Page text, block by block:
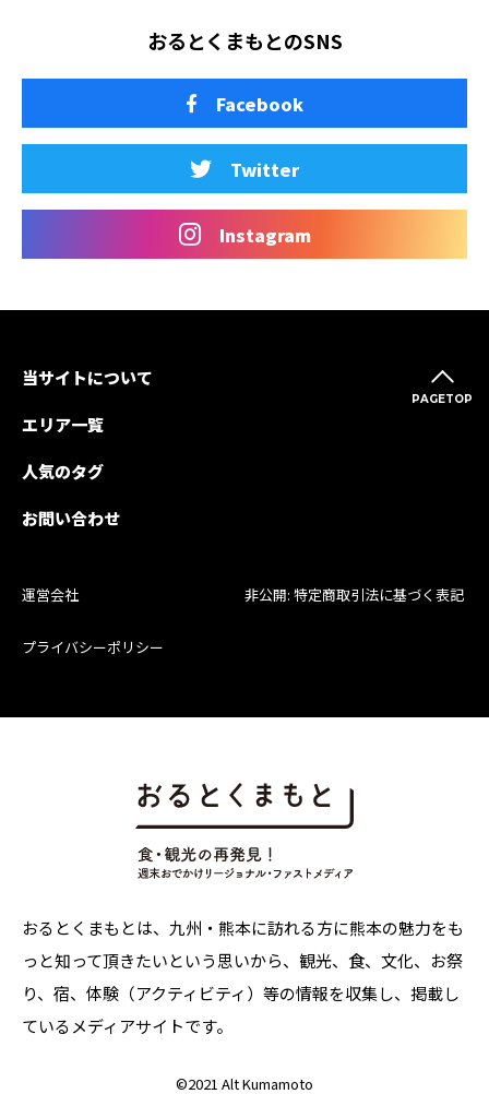
おるとくまもとのSNS
Facebook
Twitter
Instagram
PAGETOP
当サイトについて
エリア一覧
人気のタグ
お問い合わせ
運営会社 非公開: 特定商取引法に基づく表記
プライバシーポリシー
おるとくまもとは、九州・熊本に訪れる方に熊本の魅力をも
っと知って頂きたいという思いから、観光、食、文化、お祭
り、宿、体験（アクティビティ）等の情報を収集し、掲載し
ているメディアサイトです。
©2021 Alt Kumamoto